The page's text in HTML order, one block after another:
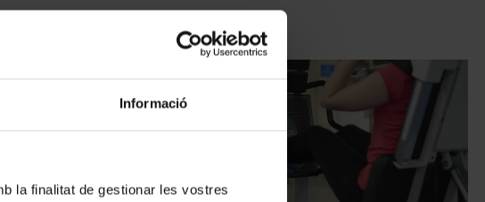
Informació
la finalitat de gestionar les vostres